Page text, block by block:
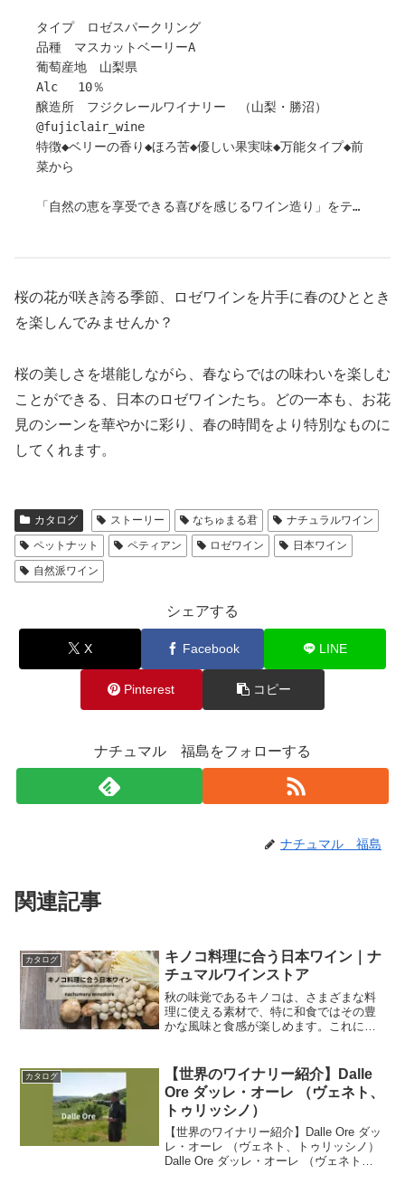
タイプ ロゼスパークリング
品種 マスカットベーリーA
葡萄産地 山梨県
Alc 10％
醸造所 フジクレールワイナリー （山梨・勝沼）
@fujiclair_wine
特徴◆ベリーの香り◆ほろ苦◆優しい果実味◆万能タイプ◆前
菜から
「自然の恵を享受できる喜びを感じるワイン造り」をテー
「外飲み」を推奨したこのシリーズはアウトドアラヴァー
にオススメです！
赤い果実のチャーミングで甘やかな香りがしっかり感じら
シンプルでガブガブ系の飲み心地。
ジューシーな果実味は前菜からお肉、シーフードにもオー
ルマイティーに合わせられます！
良く冷やして乾杯から食中まで楽しめるドリンカブルな仕
上がり♪
作り手さんから
〇シリーズについて
野遊びのワイン「LADY beetle」は、大自然の中で食事を
楽しむ時間をより特別なものにしてくれる、国産葡萄100%
使用のワインブランドです。
を作りたい！」をコンセプトに、試行錯誤を経て、新しい
ブランドとして誕生しました。
フジクレールワイナリーの60周年を記念したこのシリーズ
は、アウトドア愛好者に向けた特別なラインナップです。
〇ぶどうについて
ワインの原料となる葡萄は、山梨県北杜市明野町や隼山で
栽培され、これらの地域は豊富な日照時間と昼夜の寒暖差
が特徴で、葡萄栽培に理想的な環境です。
名前の由来である「てんとう虫（LADY beetle）」は、農
〇ワインコンセプトは
太陽（お天道様）の空の下、乾杯するにはキリッと冷えた
スパークリング。シュワっと口の中に広がる炭酸、凝縮感
〇ロゴについて
ロゴには、太陽に向かって飛び立つてんとう虫の姿が描か
れ、自然の恵みとワインの喜びを表現しています。
桜の花が咲き誇る季節、ロゼワインを片手に春のひととき
を楽しんでみませんか？
桜の美しさを堪能しながら、春ならではの味わいを楽しむ
ことができる、日本のロゼワインたち。どの一本も、お花
見のシーンを華やかに彩り、春の時間をより特別なものに
してくれます。
カタログ ストーリー なちゅまる君
ナチュラルワイン
ペットナット
ペティアン ロゼワイン
日本ワイン
自然派ワイン
シェアする
X Facebook LINE
Pinterest コピー
ナチュマル 福島をフォローする
ナチュマル 福島
関連記事
カタログ
キノコ料理に合う日本ワイン｜ナ
チュマルワインストア
秋の味覚であるキノコは、さまざまな料
理に使える素材で、特に和食ではその豊
かな風味と食感が楽しめます。これに合
を引き立てるのにぴったりです。この記
事では、キノコ料理に合う...
カタログ
【世界のワイナリー紹介】Dalle
Ore ダッレ・オーレ （ヴェネト、
トゥリッシノ）
【世界のワイナリー紹介】Dalle Ore ダッ
レ・オーレ （ヴェネト、トゥリッシノ）
Dalle Ore ダッレ・オーレ （ヴェネト、